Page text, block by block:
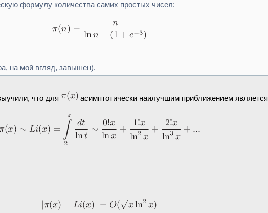
формулу количества самих простых чисел:
на мой вгляд, завышен).
что для асимптотически наилучшим приближением является